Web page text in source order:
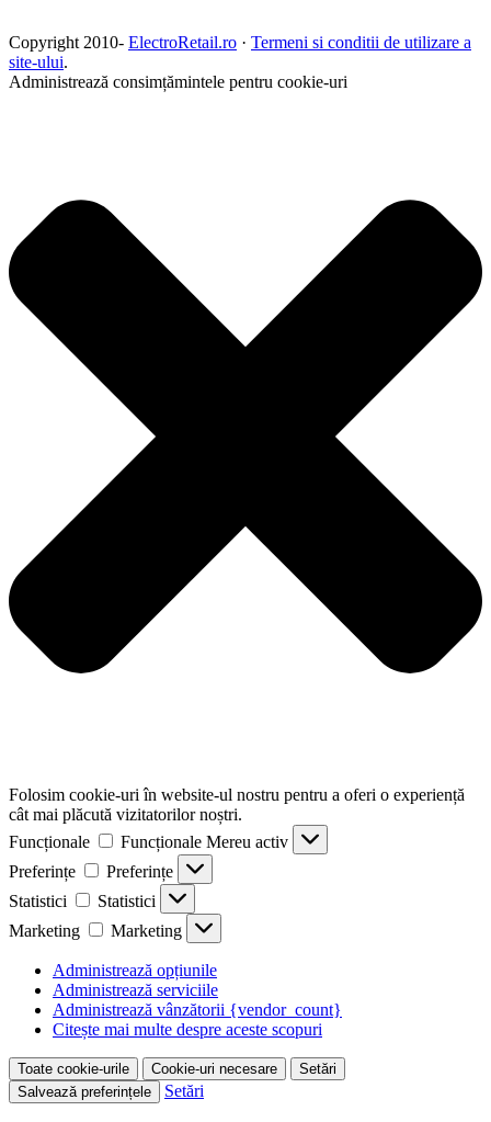
Copyright 2010- ElectroRetail.ro · Termeni si conditii de utilizare a
site-ului.
Administrează consimțămintele pentru cookie-uri
Folosim cookie-uri în website-ul nostru pentru a oferi o experiență
cât mai plăcută vizitatorilor noștri.
Funcționale
Funcționale Mereu activ
Preferințe
Preferințe
Statistici
Statistici
Marketing
Marketing
Administrează opțiunile
Administrează serviciile
Administrează vânzătorii {vendor_count}
Citește mai multe despre aceste scopuri
Toate cookie-urile Cookie-uri necesare
Setări
Salvează preferințele
Setări